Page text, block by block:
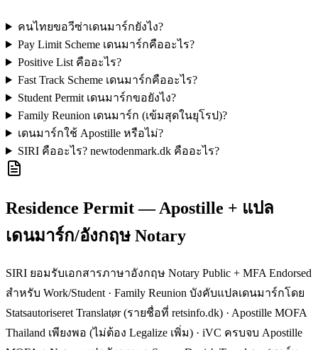
คนไทยขอวีซ่าเดนมาร์กยังไง?
Pay Limit Scheme เดนมาร์กคืออะไร?
Positive List คืออะไร?
Fast Track Scheme เดนมาร์กคืออะไร?
Student Permit เดนมาร์กขอยังไง?
Family Reunion เดนมาร์ก (เข้มสุดในยุโรป)?
เดนมาร์กใช้ Apostille หรือไม่?
SIRI คืออะไร? newtodenmark.dk คืออะไร?
Residence Permit — Apostille + แปล
เดนมาร์ก/อังกฤษ Notary
SIRI ยอมรับเอกสารภาษาอังกฤษ Notary Public + MFA Endorsed
สำหรับ Work/Student · Family Reunion บังคับแปลเดนมาร์กโดย
Statsautoriseret Translatør (รายชื่อที่ retsinfo.dk) · Apostille MOFA
Thailand เพียงพอ (ไม่ต้อง Legalize เพิ่ม) · iVC ครบจบ Apostille